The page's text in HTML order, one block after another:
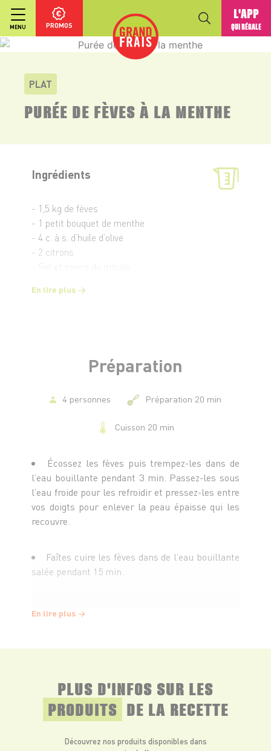
MENU PROMOS
L'APP
QUI RÉGALE
PLAT
PURÉE DE FÈVES À LA MENTHE
Ingrédients
- 1,5 kg de fèves
- 1 petit bouquet de menthe
- 4 c. à s. d’huile d’olive
- 2 citrons
En lire plus
Préparation
4 personnes Préparation 20 min
Cuisson 20 min
Écossez les fèves puis trempez-les dans de
l’eau bouillante pendant 3 min. Passez-les sous
l’eau froide pour les refroidir et pressez-les entre
vos doigts pour enlever la peau épaisse qui les
recouvre.
Faîtes cuire les fèves dans de l’eau bouillante
salée pendant 15 min.
citrons.
Servez cette purée tiède ou froide.
En lire plus
PLUS D'INFOS SUR LES
PRODUITS DE LA RECETTE
Découvrez nos produits disponibles dans